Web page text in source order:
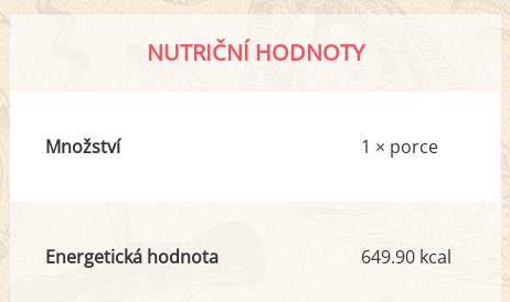
NUTRIČNÍ HODNOTY
Množství 1 × porce
Energetická hodnota 649.90 kcal